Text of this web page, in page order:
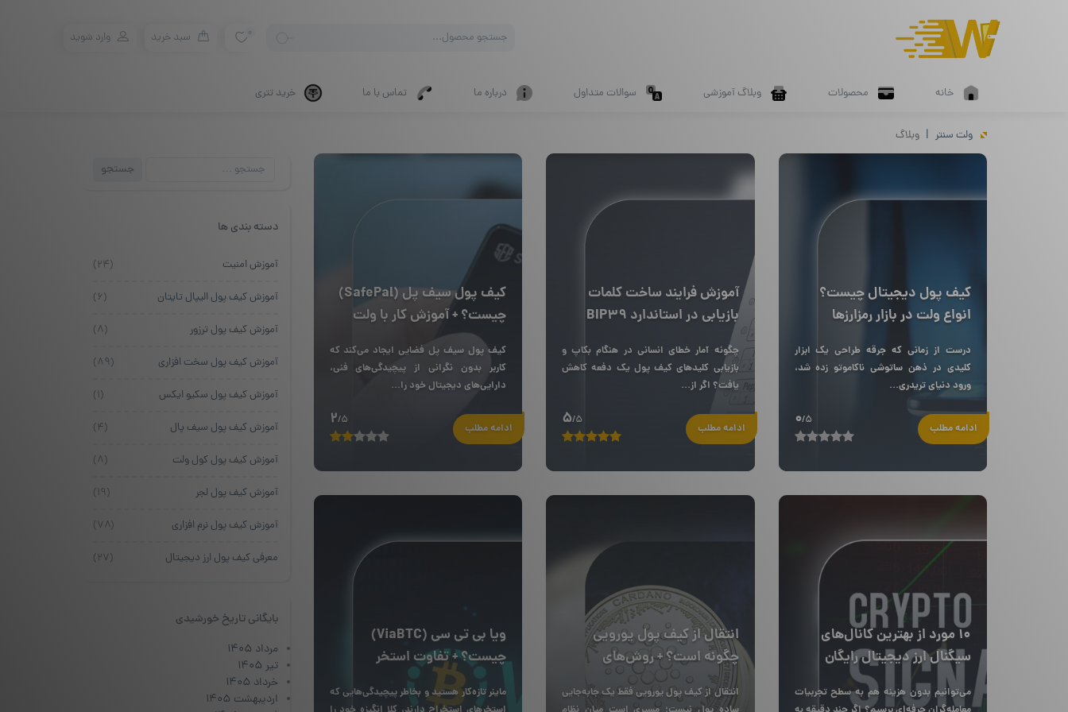
search
0 سبد خرید وارد شوید
خانه محصولات وبلاگ آموزشی سوالات متداول درباره ما تماس با ما خرید تتری
ولت سنتر وبلاگ
کیف پول دیجیتال چیست؟
انواع ولت در بازار رمزارزها
درست از زمانی که جرقه طراحی یک ابزار
کلیدی در ذهن ساتوشی ناکاموتو زده شد،
ورود دنیای تریدری...
ادامه مطلب 0/5
آموزش فرایند ساخت کلمات
بازیابی در استاندارد BIP39
چگونه آمار خطای انسانی در هنگام بکاپ و
بازیابی کلیدهای کیف پول یک دفعه کاهش
یافت؟ اگر از...
ادامه مطلب 5/5
کیف پول سیف پل (SafePal)
چیست؟ + آموزش کار با ولت
سیف پل
کیف پول سیف پل فضایی ایجاد می‌کند که
کاربر بدون نگرانی از پیچیدگی‌های فنی،
دارایی‌های دیجیتال خود را...
ادامه مطلب 2/5
۱۰ مورد از بهترین کانال‌های
سیگنال ارز دیجیتال رایگان
می‌توانیم بدون هزینه هم به سطح تجربیات
انتقال از کیف پول یورویی
چگونه است؟ + روش‌های
مختلف انتقال
انتقال از کیف پول یورویی فقط یک جابه‌جایی
ویا بی تی سی (ViaBTC)
چیست؟ + تفاوت استخر
ViaBTC با بایننس
ماینر تازه‌کار هستید و بخاطر پیچیدگی‌هایی که
جستجو
جستجو
دسته بندی ها
آموزش امنیت (۲۴)
آموزش کیف پول الیپال تایتان (۶)
آموزش کیف پول ترزور (۸)
آموزش کیف پول سخت افزاری (۸۹)
آموزش کیف پول سکیو ایکس (۱)
آموزش کیف پول سیف پال (۴)
آموزش کیف پول کول ولت (۸)
آموزش کیف پول لجر (۱۹)
آموزش کیف پول نرم افزاری (۷۸)
معرفی کیف پول ارز دیجیتال (۲۷)
بایگانی تاریخ خورشیدی
مرداد ۱۴۰۵
تیر ۱۴۰۵
خرداد ۱۴۰۵
اردیبهشت ۱۴۰۵